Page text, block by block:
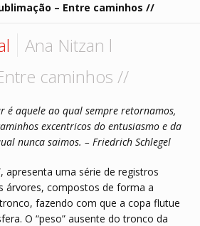
– Entre caminhos //
Ana Nitzan l
caminhos //
é aquele ao qual sempre retornamos,
excentricos do entusiasmo e da
nunca saimos. – Friedrich Schlegel
apresenta uma série de registros
árvores, compostos de forma a
fazendo com que a copa flutue
O “peso” ausente do tronco da